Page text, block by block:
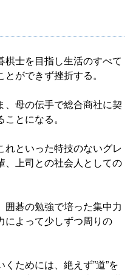
棋士を目指し生活のすべて
ができず挫折する。
、母の伝手で総合商社に契
とになる。
れといった特技のないグレ
、上司との社会人としての
囲碁の勉強で培った集中力
によって少しずつ周りの
ためには、絶えず”道”を